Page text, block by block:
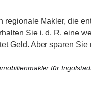
regionale Makler, die
Sie i. d. R. eine
Geld. Aber sparen Sie
für